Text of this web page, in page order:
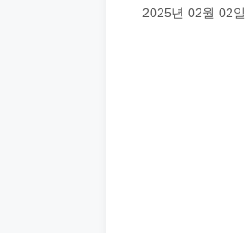
2025년 02월 02일